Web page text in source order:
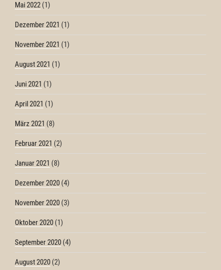
Mai 2022 (1)
Dezember 2021 (1)
November 2021 (1)
August 2021 (1)
Juni 2021 (1)
April 2021 (1)
März 2021 (8)
Februar 2021 (2)
Januar 2021 (8)
Dezember 2020 (4)
November 2020 (3)
Oktober 2020 (1)
September 2020 (4)
August 2020 (2)